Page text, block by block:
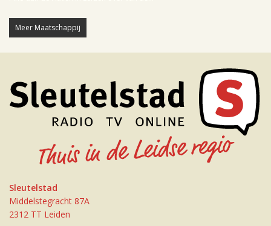
Meer Maatschappij
Sleutelstad
Middelstegracht 87A
2312 TT Leiden